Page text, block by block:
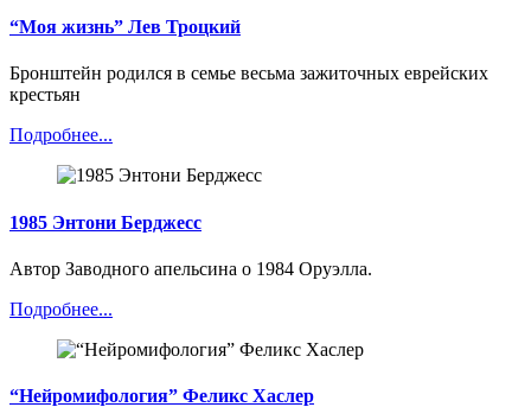
“Моя жизнь” Лев Троцкий
Бронштейн родился в семье весьма зажиточных еврейских
крестьян
Подробнее...
1985 Энтони Берджесс
Автор Заводного апельсина о 1984 Оруэлла.
Подробнее...
“Нейромифология” Феликс Хаслер